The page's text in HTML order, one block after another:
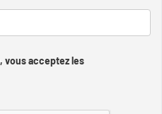
vous acceptez les